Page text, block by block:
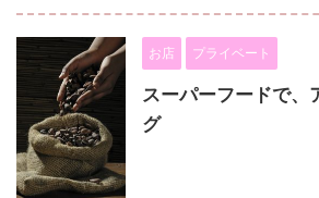
お店 プライベート
スーパーフードで、
グ